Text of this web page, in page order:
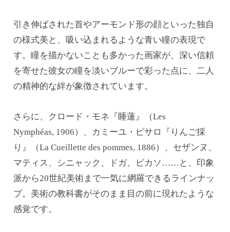
引き伸ばされた首やアーモンド形の顔といった独自
の様式美と、吸い込まれるような青い瞳の表現で
す。瞳を描かないことも多かった画家が、深い信頼
を寄せた彼女の瞳を淡いブルーで彩った点に、二人
の精神的な絆が象徴されています。
さらに、クロード・モネ『睡蓮』（Les
Nymphéas, 1906）、カミーユ・ピサロ『りんご採
り』（La Cueillette des pommes, 1886）、セザンヌ、
マティス、シニャック、ドガ、ピカソ……と、印象
派から20世紀美術まで一気に網羅できるラインナッ
プ。美術の教科書がそのまま目の前に現れたような
感覚です。